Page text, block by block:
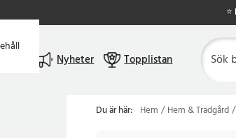
Nyheter Topplistan
Du är här: Hem Hem & Trädgård